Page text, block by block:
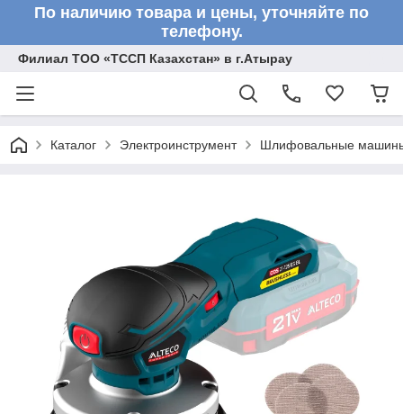
По наличию товара и цены, уточняйте по
телефону.
Филиал ТОО «ТССП Казахстан» в г.Атырау
Каталог Электроинструмент Шлифовальные